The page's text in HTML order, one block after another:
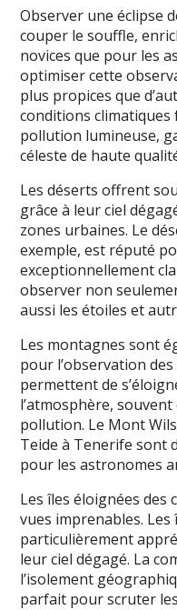
Observer une éclipse
couper le souffle,
novices que pour les
optimiser cette
plus propices que
conditions
pollution lumineuse,
céleste de haute
Les déserts offrent
grâce à leur ciel
zones urbaines. Le
exemple, est réputé
exceptionnellement
observer non
aussi les étoiles et
Les montagnes sont
pour l’observation
permettent de
l’atmosphère,
pollution. Le Mont
Teide à Tenerife sont
pour les astronomes
Les îles éloignées des
vues imprenables.
particulièrement
leur ciel dégagé. La
l’isolement
parfait pour scruter